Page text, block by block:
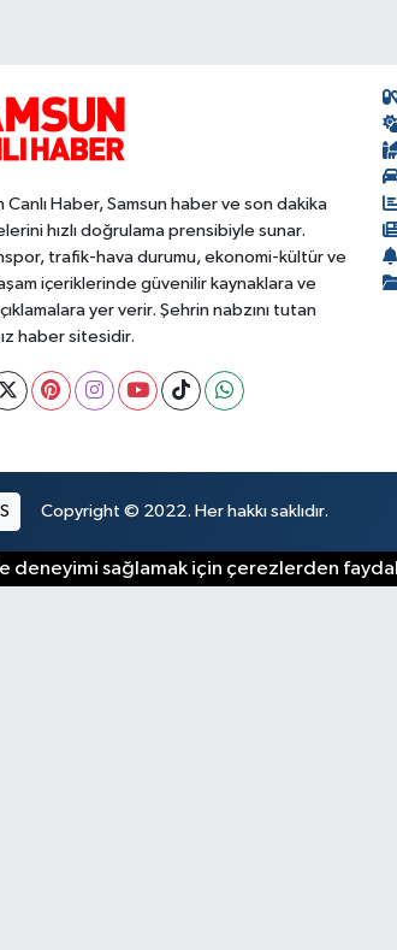
Canlı Haber, Samsun haber ve son dakika
hızlı doğrulama prensibiyle sunar.
trafik-hava durumu, ekonomi-kültür ve
içeriklerinde güvenilir kaynaklara ve
yer verir. Şehrin nabzını tutan
haber sitesidir.
Copyright © 2022. Her hakkı saklıdır.
deneyimi sağlamak için çerezlerden